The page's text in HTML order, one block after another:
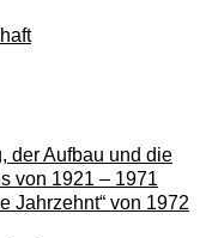
der Aufbau und die
von 1921 – 1971
Jahrzehnt“ von 1972